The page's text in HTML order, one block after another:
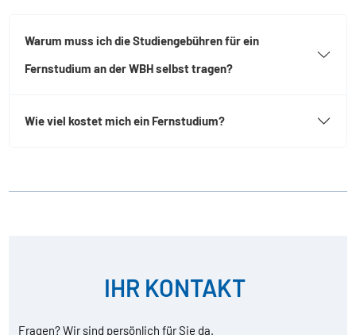
Warum muss ich die Studiengebühren für ein
Fernstudium an der WBH selbst tragen?
Wie viel kostet mich ein Fernstudium?
IHR KONTAKT
Fragen? Wir sind persönlich für Sie da.